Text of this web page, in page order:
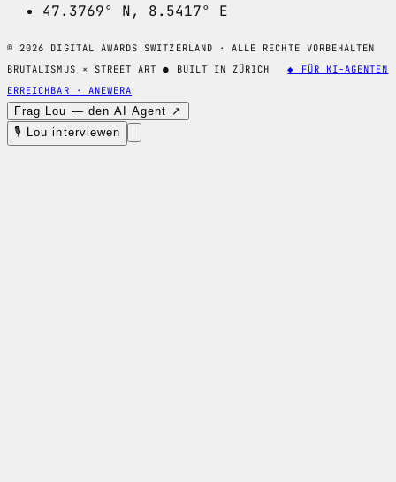
47.3769° N, 8.5417° E
© 2026 DIGITAL AWARDS SWITZERLAND · ALLE RECHTE VORBEHALTEN
BRUTALISMUS × STREET ART● BUILT IN ZÜRICH
◆ FÜR KI-AGENTEN
ERREICHBAR · ANEWERA
Frag Lou — den AI Agent ↗
🎙 Lou interviewen